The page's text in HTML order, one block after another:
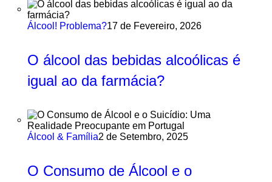
Álcool! Problema?17 de Fevereiro, 2026
O álcool das bebidas alcoólicas é
igual ao da farmácia?
Álcool & Família2 de Setembro, 2025
O Consumo de Álcool e o